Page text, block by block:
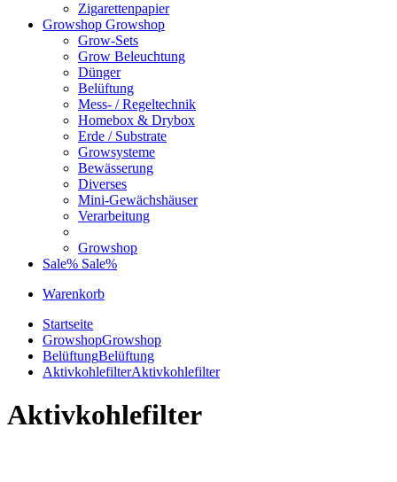
Zigarettenpapier
Growshop Growshop
Grow-Sets
Grow Beleuchtung
Dünger
Belüftung
Mess- / Regeltechnik
Homebox & Drybox
Erde / Substrate
Growsysteme
Bewässerung
Diverses
Mini-Gewächshäuser
Verarbeitung
Growshop
Sale% Sale%
Warenkorb
Startseite
GrowshopGrowshop
BelüftungBelüftung
AktivkohlefilterAktivkohlefilter
Aktivkohlefilter